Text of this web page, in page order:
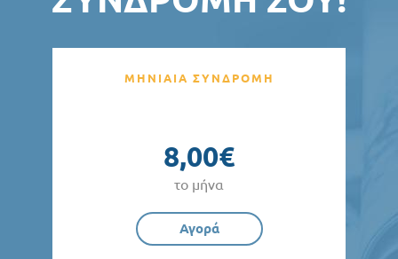
ΜΗΝΙΑΙΑ ΣΥΝΔΡΟΜΗ
8,00€
το μήνα
Αγορά